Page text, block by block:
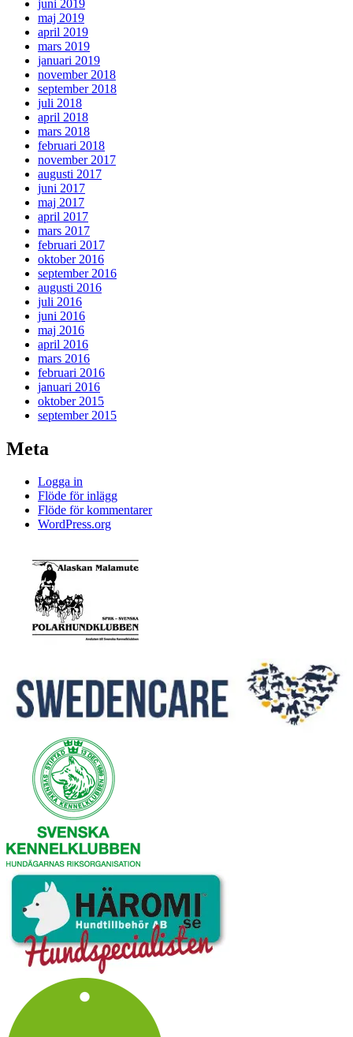
juni 2019
maj 2019
april 2019
mars 2019
januari 2019
november 2018
september 2018
juli 2018
april 2018
mars 2018
februari 2018
november 2017
augusti 2017
juni 2017
maj 2017
april 2017
mars 2017
februari 2017
oktober 2016
september 2016
augusti 2016
juli 2016
juni 2016
maj 2016
april 2016
mars 2016
februari 2016
januari 2016
oktober 2015
september 2015
Meta
Logga in
Flöde för inlägg
Flöde för kommentarer
WordPress.org